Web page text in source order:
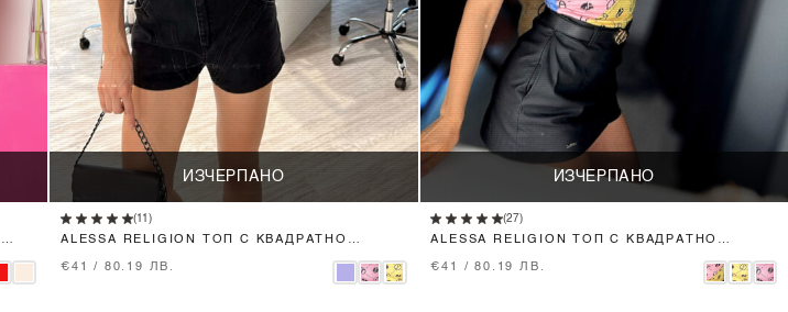
ИЗЧЕРПАНО
(11)
ALESSA RELIGION ТОП С КВАДРАТНО
€41 / 80.19 ЛВ.
ИЗЧЕРПАНО
(27)
ALESSA RELIGION ТОП С КВАДРАТНО
€41 / 80.19 ЛВ.